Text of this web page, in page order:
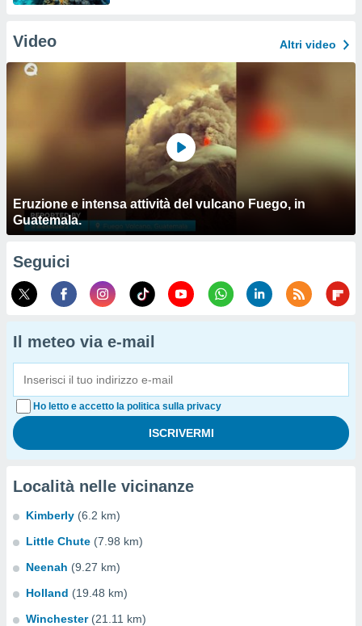
Video Altri video
Eruzione e intensa attività del vulcano Fuego, in
Guatemala.
Seguici
Il meteo via e-mail
Ho letto e accetto la politica sulla privacy
Località nelle vicinanze
Kimberly (6.2 km)
Little Chute (7.98 km)
Neenah (9.27 km)
Holland (19.48 km)
Winchester (21.11 km)